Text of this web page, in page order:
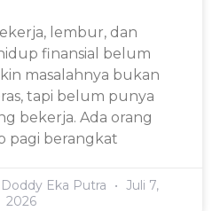
lembur, dan
finansial belum
masalahnya bukan
tapi belum punya
bekerja. Ada orang
pagi berangkat
Eka Putra
Juli 7,
2026